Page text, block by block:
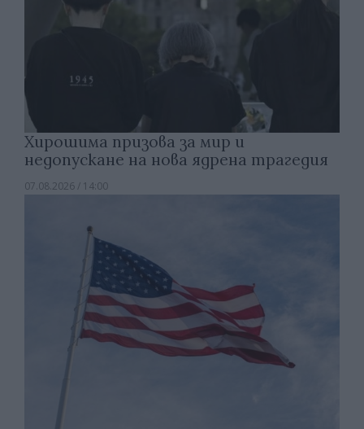
Хирошима призова за мир и
недопускане на нова ядрена трагедия
07.08.2026 / 14:00